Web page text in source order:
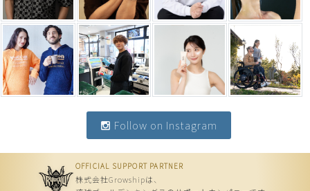
Follow on Instagram
OFFICIAL SUPPORT PARTNER
株式会社Growshipは、